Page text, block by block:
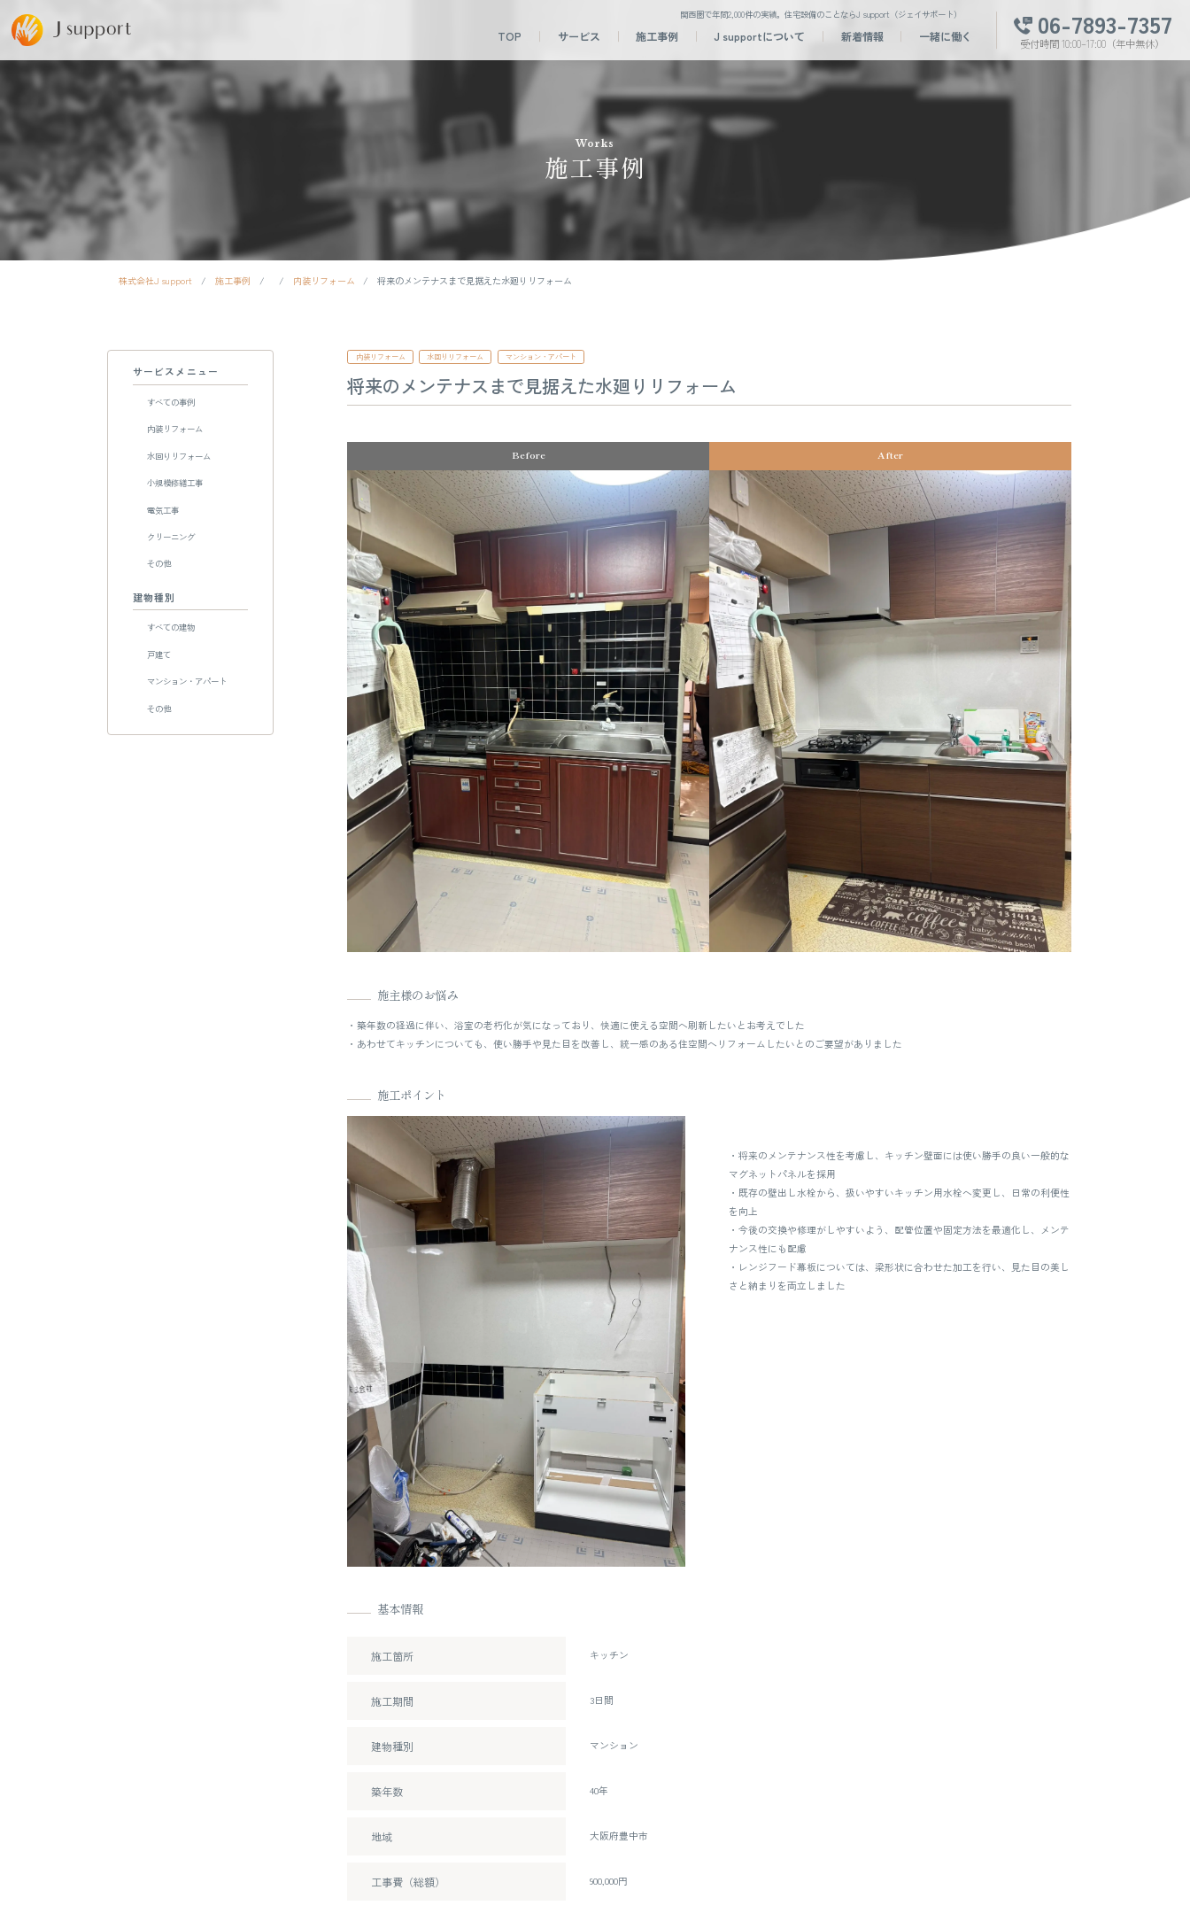
関西圏で年間2,000件の実績。住宅設備のことならJ support（ジェイサポート）
TOP サービス 施工事例 J supportについて 新着情報 一緒に働く 06-7893-7357
受付時間 10:00–17:00（年中無休）
Works
施工事例
株式会社J support / 施工事例 / / 内装リフォーム / 将来のメンテナスまで見据えた水廻りリフォーム
サービスメニュー
すべての事例
内装リフォーム
水回りリフォーム
小規模修繕工事
電気工事
クリーニング
その他
建物種別
すべての建物
戸建て
マンション・アパート
その他
内装リフォーム 水回りリフォーム マンション・アパート
将来のメンテナスまで見据えた水廻りリフォーム
Before After
施主様のお悩み
・築年数の経過に伴い、浴室の老朽化が気になっており、快適に使える空間へ刷新したいとお考えでした
・あわせてキッチンについても、使い勝手や見た目を改善し、統一感のある住空間へリフォームしたいとのご要望がありました
施工ポイント
・将来のメンテナンス性を考慮し、キッチン壁面には使い勝手の良い一般的な
マグネットパネルを採用
・既存の壁出し水栓から、扱いやすいキッチン用水栓へ変更し、日常の利便性
を向上
・今後の交換や修理がしやすいよう、配管位置や固定方法を最適化し、メンテ
ナンス性にも配慮
・レンジフード幕板については、梁形状に合わせた加工を行い、見た目の美し
さと納まりを両立しました
基本情報
施工箇所 キッチン
施工期間 3日間
建物種別 マンション
築年数 40年
地域 大阪府豊中市
工事費（総額） 900,000円